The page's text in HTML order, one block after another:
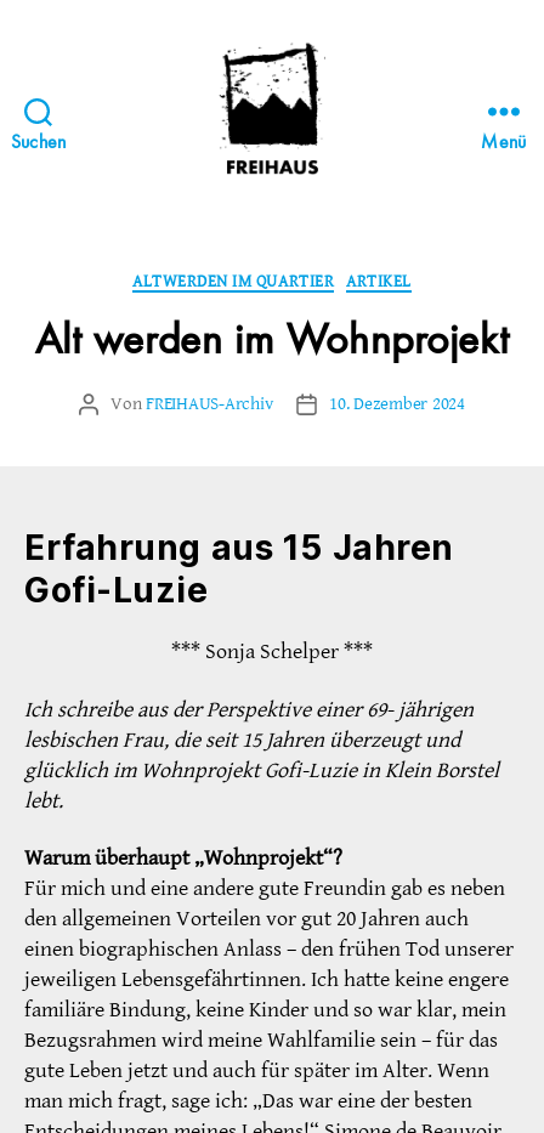
Suchen
STATTBAU
HAMBURG
Menü
Kategorien
ALTWERDEN IM QUARTIER ARTIKEL
Alt werden im Wohnprojekt
Beitragsautor
VonFREIHAUS-Archiv Veröffentlichungsdatum
10. Dezember 2024
Erfahrung aus 15 Jahren
Gofi-Luzie
*** Sonja Schelper ***
Ich schreibe aus der Perspektive einer 69- jährigen
lesbischen Frau, die seit 15 Jahren überzeugt und
glücklich im Wohnprojekt Gofi-Luzie in Klein Borstel
lebt.
Warum überhaupt „Wohnprojekt“?
Für mich und eine andere gute Freundin gab es neben
den allgemeinen Vorteilen vor gut 20 Jahren auch
einen biographischen Anlass – den frühen Tod unserer
jeweiligen Lebensgefährtinnen. Ich hatte keine engere
familiäre Bindung, keine Kinder und so war klar, mein
Bezugsrahmen wird meine Wahlfamilie sein – für das
gute Leben jetzt und auch für später im Alter. Wenn
man mich fragt, sage ich: „Das war eine der besten